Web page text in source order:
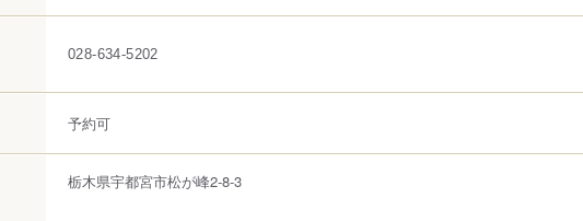
028-634-5202
予約可
栃木県宇都宮市松が峰2-8-3